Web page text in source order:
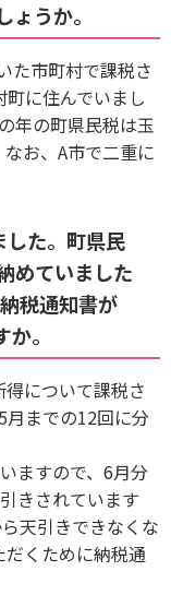
うか。
た市町村で課税さ
に住んでいまし
年の町県民税は玉
お、A市で二重に
た。町県民
めていました
税通知書が
。
について課税さ
月までの12回に分
ますので、6月分
きされています
天引きできなくな
くために納税通